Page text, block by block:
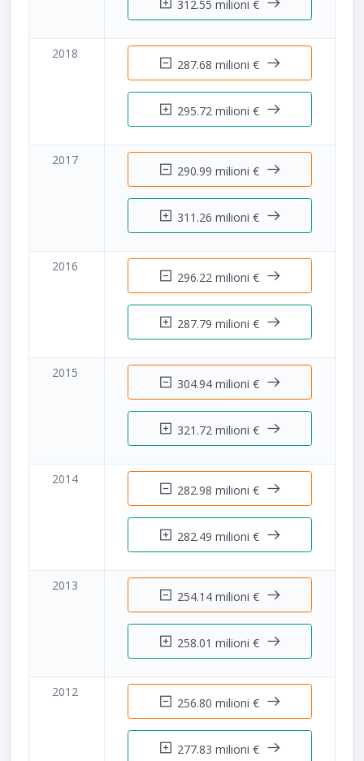
312.55 milioni €
2018
287.68 milioni €
295.72 milioni €
2017
290.99 milioni €
311.26 milioni €
2016
296.22 milioni €
287.79 milioni €
2015
304.94 milioni €
321.72 milioni €
2014
282.98 milioni €
282.49 milioni €
2013
254.14 milioni €
258.01 milioni €
2012
256.80 milioni €
277.83 milioni €